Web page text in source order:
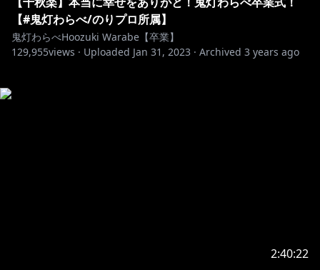
【#鬼灯わらべ/のりプロ所属】
鬼灯わらべHoozuki Warabe【卒業】
129,955views · Uploaded Jan 31, 2023 · Archived 3 years ago
2:40:22